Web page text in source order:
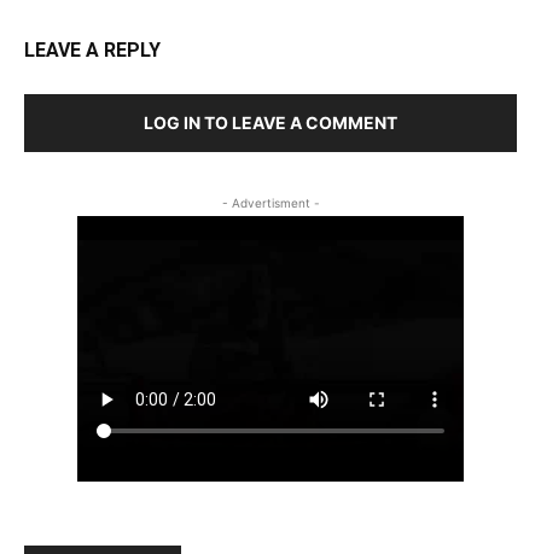
LEAVE A REPLY
LOG IN TO LEAVE A COMMENT
- Advertisment -